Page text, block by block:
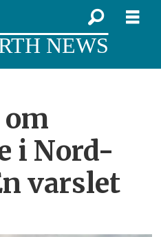
NEWS
i Nord-
varslet